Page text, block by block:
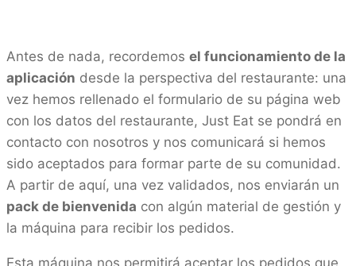
Antes de nada, recordemos el funcionamiento de la
aplicación desde la perspectiva del restaurante: una
vez hemos rellenado el formulario de su página web
con los datos del restaurante, Just Eat se pondrá en
contacto con nosotros y nos comunicará si hemos
sido aceptados para formar parte de su comunidad.
A partir de aquí, una vez validados, nos enviarán un
pack de bienvenida con algún material de gestión y
la máquina para recibir los pedidos.